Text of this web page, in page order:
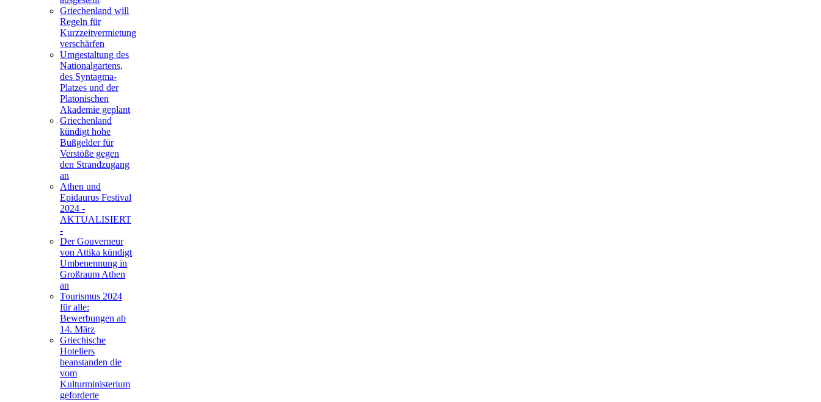
Griechenland will
Regeln für
Kurzzeitvermietung
verschärfen
Umgestaltung des
Nationalgartens,
des Syntagma-
Platzes und der
Platonischen
Akademie geplant
Griechenland
kündigt hohe
Bußgelder für
Verstöße gegen
den Strandzugang
an
Athen und
Epidaurus Festival
2024 -
AKTUALISIERT
-
Der Gouverneur
von Attika kündigt
Umbenennung in
Großraum Athen
an
Tourismus 2024
für alle:
Bewerbungen ab
14. März
Griechische
Hoteliers
beanstanden die
vom
Kulturministerium
geforderte